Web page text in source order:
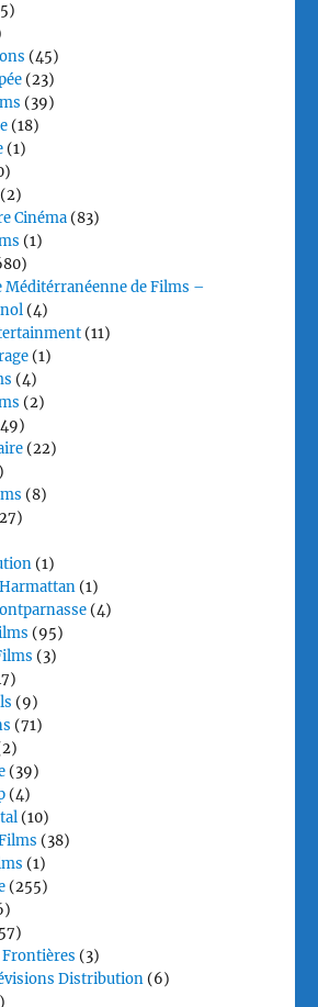
(45)
(23)
(39)
(18)
(1)
(2)
Cinéma (83)
(1)
Méditérranéenne de Films –
(4)
(11)
(1)
(4)
(2)
(22)
(8)
(1)
(1)
(4)
(95)
(3)
(9)
(71)
(39)
(4)
(10)
(38)
(1)
(255)
(3)
Distribution (6)